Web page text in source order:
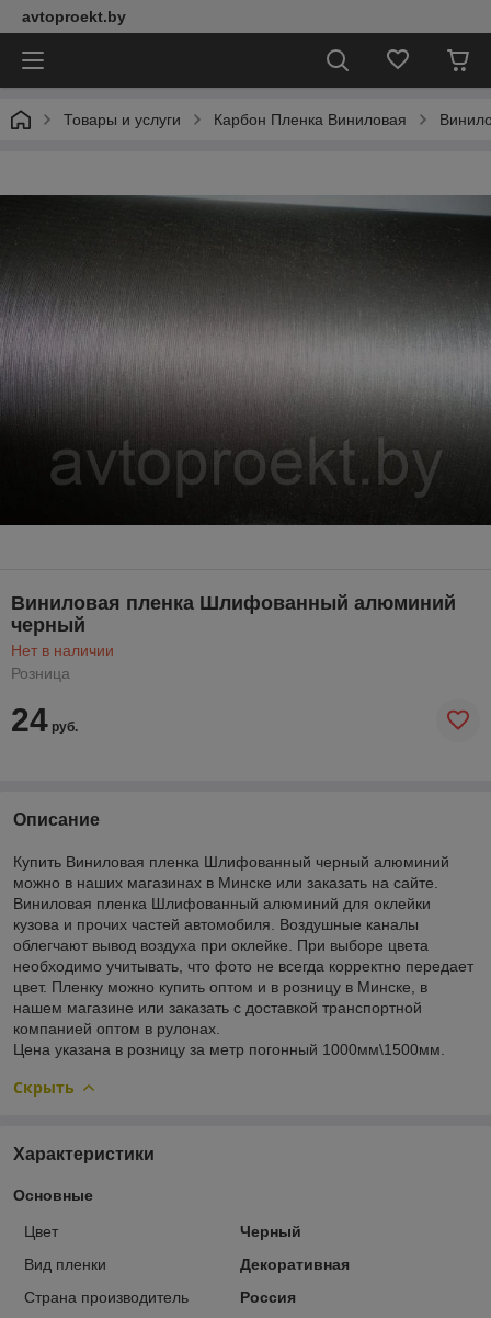
avtoproekt.by
Товары и услуги Карбон Пленка Виниловая
Виниловая пленка Шлифованный алюминий
черный
Нет в наличии
Розница
24 руб.
Описание
Купить Виниловая пленка Шлифованный черный алюминий
можно в наших магазинах в Минске или заказать на сайте.
Виниловая пленка Шлифованный алюминий для оклейки
кузова и прочих частей автомобиля. Воздушные каналы
облегчают вывод воздуха при оклейке. При выборе цвета
необходимо учитывать, что фото не всегда корректно передает
цвет. Пленку можно купить оптом и в розницу в Минске, в
нашем магазине или заказать с доставкой транспортной
компанией оптом в рулонах.
Цена указана в розницу за метр погонный 1000мм\1500мм.
Скрыть
Характеристики
Основные
Цвет
Черный
Вид пленки
Декоративная
Страна производитель
Россия